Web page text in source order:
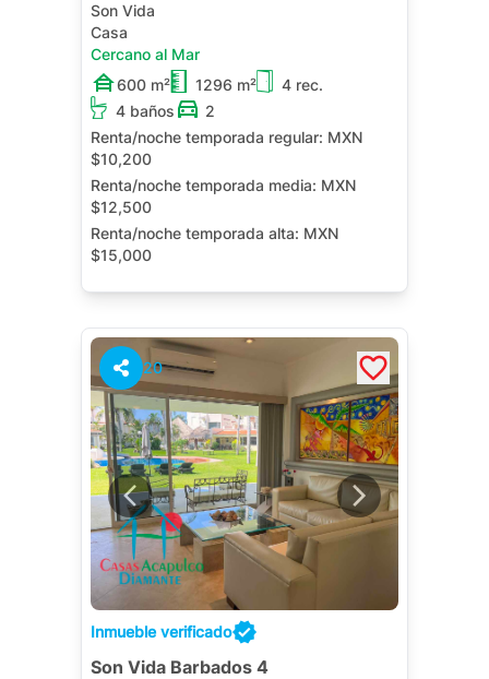
Son Vida
Casa
Cercano al Mar
600 m²
1296 m²
4 rec.
4 baños
2
Renta/noche temporada regular: MXN
$10,200
Renta/noche temporada media: MXN
$12,500
Renta/noche temporada alta: MXN
$15,000
Terraza
Roof Garden
Cuarto de Servicio
20
Inmueble verificado
Son Vida Barbados 4